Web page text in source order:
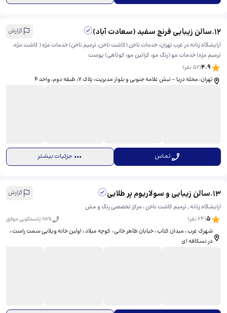
12
.سالن زیبایی فرنچ سفید (سعادت آباد)
گزارش
آرایشگاه زنانه در غرب تهران، خدمات ناخن (کاشت ناخن، ترمیم ناخن) خدمات مژه ( کاشت مژه،
ترمیم مژه) خدمات مو (رنگ مو، کراتین مو، کوتاهی) پوست
4.9
(
52 نفر)
تهران، محله دریا - نبش علامه جنوبی و بلوار مدیریت، پلاک ۷، طبقه دوم، واحد ۴
تماس جزئیات بیشتر
13
.سالن زیبایی و سولاریوم پر طلایی
گزارش
آرایشگاه زنانه ٬ ترمیم کاشت ناخن ، مرکز تخصصی رنگ و مش
5
(
24نفر) 94% پاسخگویی موفق
شهرک‌ غرب ، میدان کتاب ، خیابان طاهر خانی ، كوچه ميلاد ، اولين خانه ويلايی سمت راست ،
در نسكافه ای